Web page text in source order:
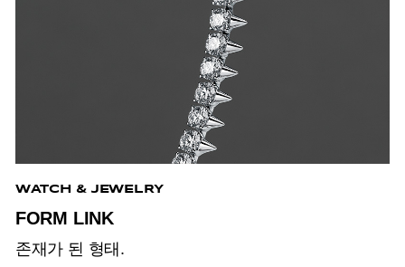
WATCH & JEWELRY
FORM LINK
존재가 된 형태.